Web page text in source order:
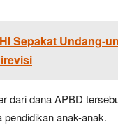
Sepakat Undang-
dari dana APBD
anak-anak.